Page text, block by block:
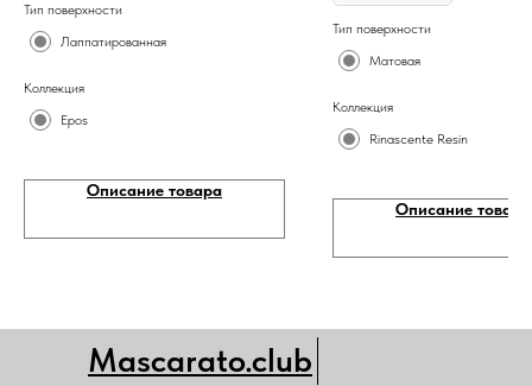
Тип поверхности
Лаппатированная
Коллекция
Epos
Описание товара
Тип поверхности
Матовая
Коллекция
Rinascente Resin
Описание товара
Mascarato.club